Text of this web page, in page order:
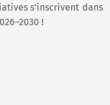
s’inscrivent dans
!